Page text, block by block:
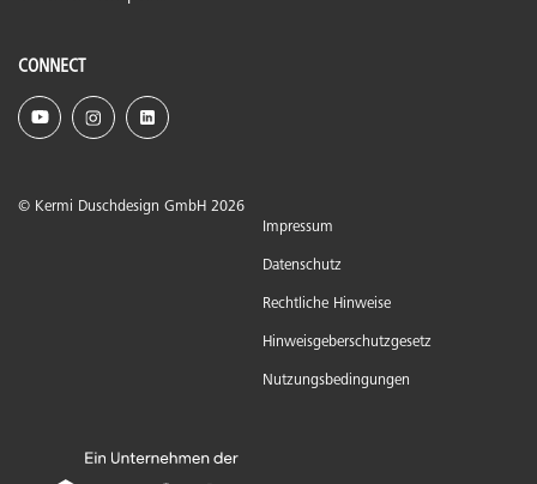
CONNECT
© Kermi Duschdesign GmbH 2026
Impressum
Datenschutz
Rechtliche Hinweise
Hinweisgeberschutzgesetz
Nutzungsbedingungen